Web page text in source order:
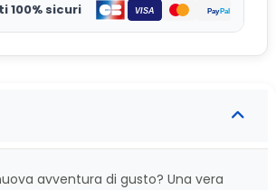
100% sicuri
avventura di gusto? Una vera